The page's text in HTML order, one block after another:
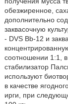
обезжиренное,
дополнительно
заквасочную
- DVS Bb-12 и
соотношении 1:1, в
стабилизатор
используют
в качестве
ирги, при